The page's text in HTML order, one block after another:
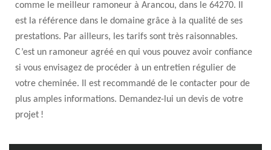
comme le meilleur ramoneur à Arancou, dans le 64270. Il
est la référence dans le domaine grâce à la qualité de ses
prestations. Par ailleurs, les tarifs sont très raisonnables.
C’est un ramoneur agréé en qui vous pouvez avoir confiance
si vous envisagez de procéder à un entretien régulier de
votre cheminée. Il est recommandé de le contacter pour de
plus amples informations. Demandez-lui un devis de votre
projet !